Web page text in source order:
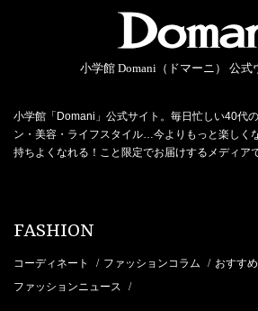
小学館 Domani（ドマーニ） 公式
小学館「Domani」公式サイト。毎日忙しい40代
ン・美容・ライフスタイル…今よりもっと楽しく
持ちよくなれる！こと限定でお届けするメディアで
FASHION
コーディネート / ファッションコラム / おすす
ファッションニュース /